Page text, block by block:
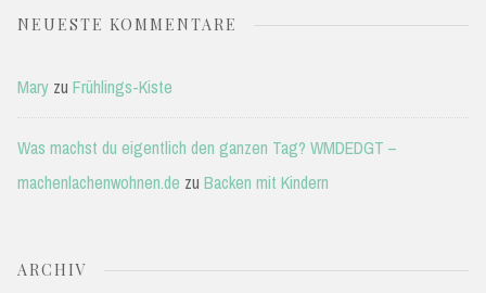
NEUESTE KOMMENTARE
Mary zu Frühlings-Kiste
Was machst du eigentlich den ganzen Tag? WMDEDGT –
machenlachenwohnen.de zu Backen mit Kindern
ARCHIV